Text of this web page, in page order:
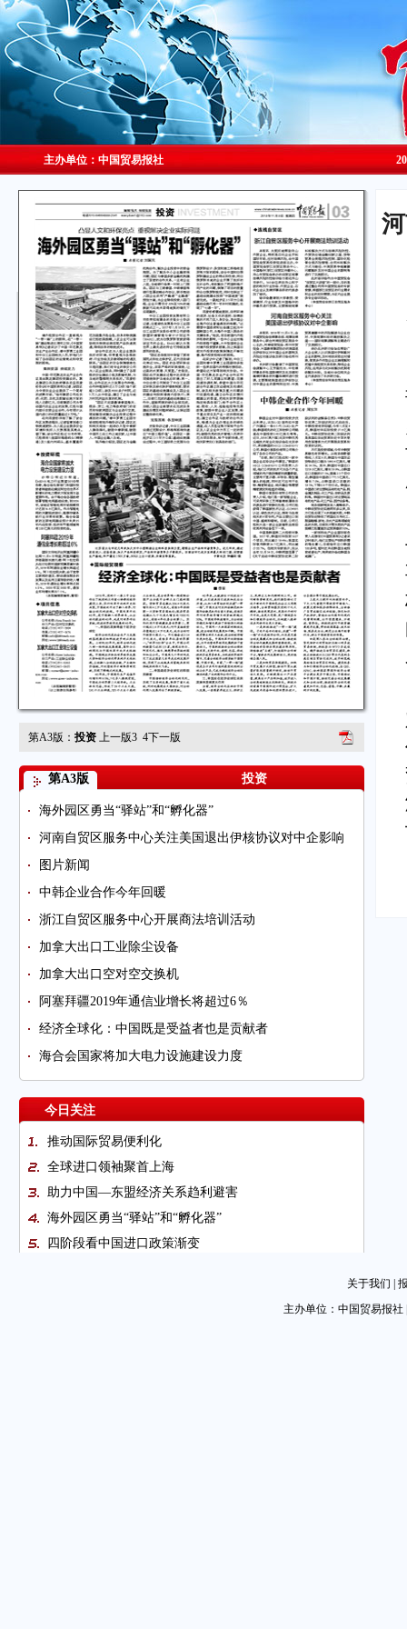
主办单位：中国贸易报社
第A3版： 投资 上一版3 4下一版
第A3版 投资
海外园区勇当“驿站”和“孵化器”
河南自贸区服务中心关注美国退出伊核协议对中企影响
图片新闻
中韩企业合作今年回暖
浙江自贸区服务中心开展商法培训活动
加拿大出口工业除尘设备
加拿大出口空对空交换机
阿塞拜疆2019年通信业增长将超过6％
经济全球化：中国既是受益者也是贡献者
海合会国家将加大电力设施建设力度
今日关注
推动国际贸易便利化
全球进口领袖聚首上海
助力中国—东盟经济关系趋利避害
海外园区勇当“驿站”和“孵化器”
四阶段看中国进口政策渐变
关于我们
主办单位：中国贸易报